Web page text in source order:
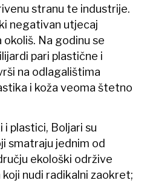
stranu te industrije.
negativan utjecaj
Na godinu se
pari plastične i
na odlagalištima
i koža veoma štetno
plastici, Boljari su
smatraju jednim od
ekološki održive
nudi radikalni zaokret;